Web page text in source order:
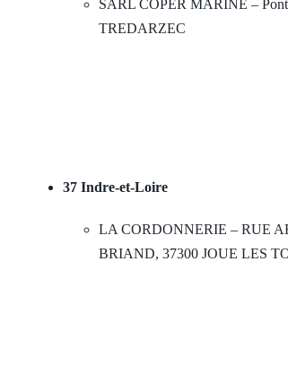
SARL COPER MARINE – Pont
TREDARZEC
37 Indre-et-Loire
LA CORDONNERIE – RUE
BRIAND, 37300 JOUE LES